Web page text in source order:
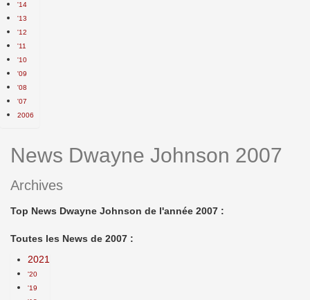
'14
'13
'12
'11
'10
'09
'08
'07
2006
News Dwayne Johnson 2007
Archives
Top News Dwayne Johnson de l'année 2007 :
Toutes les News de 2007 :
2021
'20
'19